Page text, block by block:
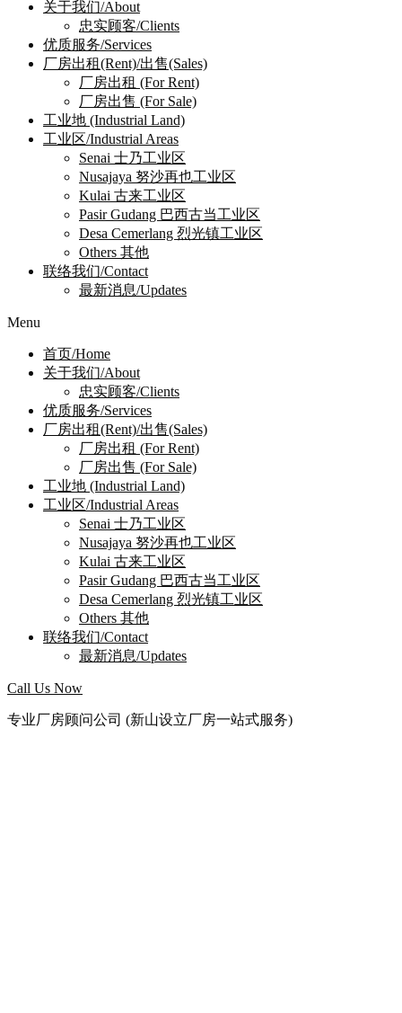
关于我们/About
忠实顾客/Clients
优质服务/Services
厂房出租(Rent)/出售(Sales)
厂房出租 (For Rent)
厂房出售 (For Sale)
工业地 (Industrial Land)
工业区/Industrial Areas
Senai 士乃工业区
Nusajaya 努沙再也工业区
Kulai 古来工业区
Pasir Gudang 巴西古当工业区
Desa Cemerlang 烈光镇工业区
Others 其他
联络我们/Contact
最新消息/Updates
Menu
首页/Home
关于我们/About
忠实顾客/Clients
优质服务/Services
厂房出租(Rent)/出售(Sales)
厂房出租 (For Rent)
厂房出售 (For Sale)
工业地 (Industrial Land)
工业区/Industrial Areas
Senai 士乃工业区
Nusajaya 努沙再也工业区
Kulai 古来工业区
Pasir Gudang 巴西古当工业区
Desa Cemerlang 烈光镇工业区
Others 其他
联络我们/Contact
最新消息/Updates
Call Us Now
专业厂房顾问公司 (新山设立厂房一站式服务)